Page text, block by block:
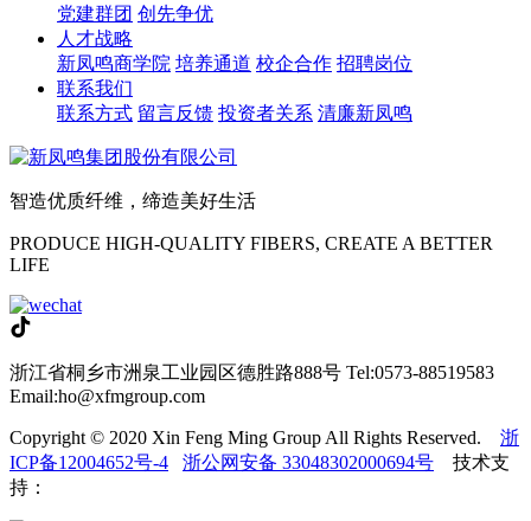
党建群团 创先争优
人才战略
新凤鸣商学院 培养通道 校企合作 招聘岗位
联系我们
联系方式 留言反馈 投资者关系 清廉新凤鸣
智造优质纤维，缔造美好生活
PRODUCE HIGH-QUALITY FIBERS, CREATE A BETTER
LIFE
浙江省桐乡市洲泉工业园区德胜路888号 Tel:0573-88519583
Email:ho@xfmgroup.com
Copyright © 2020 Xin Feng Ming Group All Rights Reserved. 浙
ICP备12004652号-4
浙公网安备 33048302000694号 技术支
持：